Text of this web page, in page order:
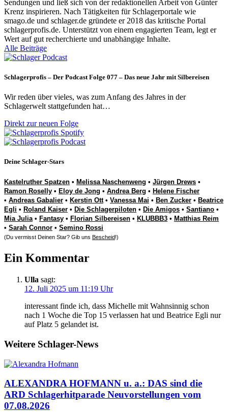
Sendungen und ließ sich von der redaktionellen Arbeit von Günter
Krenz inspirieren. Nach Tätigkeiten für Schlagerportale wie
smago.de und schlager.de gründete er 2018 das kritische Portal
schlagerprofis.de. Unterstützt von einem engagierten Team, legt er
Wert auf gut recherchierte und unabhängige Inhalte.
Alle Beiträge
Schlagerprofis – Der Podcast Folge 077 – Das neue Jahr mit Silbereisen
Wir reden über vieles, was zum Anfang des Jahres in der
Schlagerwelt stattgefunden hat…
Direkt zur neuen Folge
Deine Schlager-Stars
Kastelruther Spatzen • Melissa Naschenweng • Jürgen Drews •
Ramon Roselly • Eloy de Jong • Andrea Berg • Helene Fischer
• Andreas Gabalier • Kerstin Ott• Vanessa Mai • Ben Zucker • Beatrice
Egli • Roland Kaiser • Die Schlagerpiloten • Die Amigos • Santiano •
Mia Julia• Fantasy • Florian Silbereisen • KLUBBB3 • Matthias Reim
• Sarah Connor • Semino Rossi
(Du vermisst Deinen Star? Gib uns Bescheid!)
Ein Kommentar
Ulla sagt:
12. Juli 2025 um 11:19 Uhr
interessant finde ich, dass Michelle mit Wahnsinnig schon
nach 1 Woche die Top 15 verlassen hat und Beatrice Egli nur
auf Platz 5 gelandet ist.
Weitere Schlager-News
ALEXANDRA HOFMANN u. a.: DAS sind die
ARD Schlagerhitparade Neuvorstellungen vom
07.08.2026